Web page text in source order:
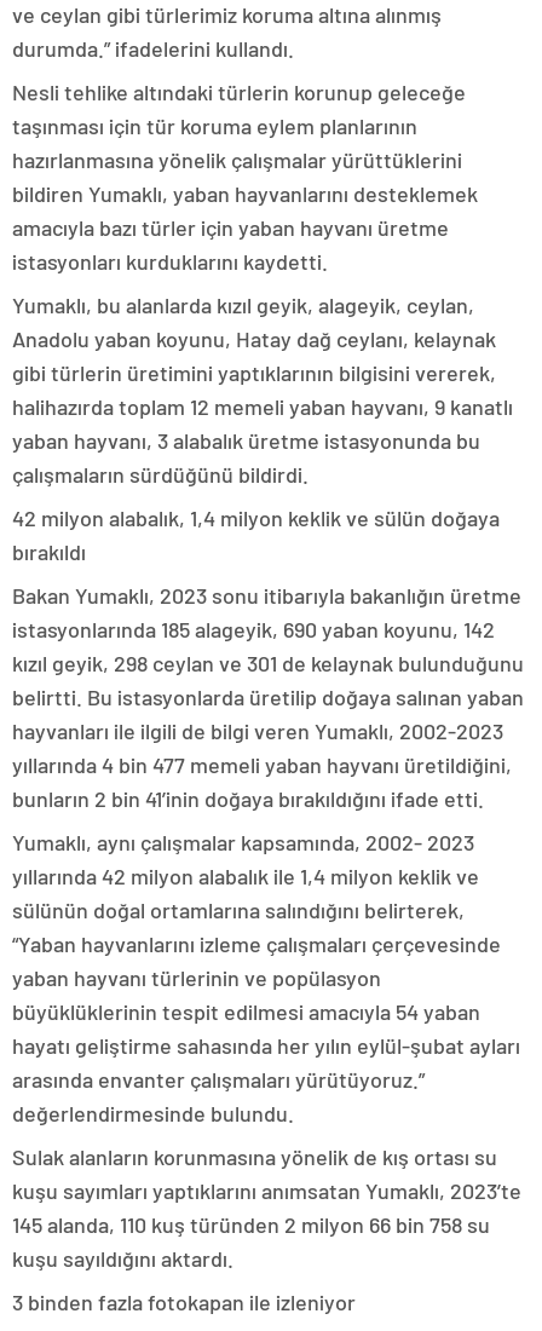
ve ceylan gibi türlerimiz koruma altına alınmış
durumda.” ifadelerini kullandı.
Nesli tehlike altındaki türlerin korunup geleceğe
taşınması için tür koruma eylem planlarının
hazırlanmasına yönelik çalışmalar yürüttüklerini
bildiren Yumaklı, yaban hayvanlarını desteklemek
amacıyla bazı türler için yaban hayvanı üretme
istasyonları kurduklarını kaydetti.
Yumaklı, bu alanlarda kızıl geyik, alageyik, ceylan,
Anadolu yaban koyunu, Hatay dağ ceylanı, kelaynak
gibi türlerin üretimini yaptıklarının bilgisini vererek,
halihazırda toplam 12 memeli yaban hayvanı, 9 kanatlı
yaban hayvanı, 3 alabalık üretme istasyonunda bu
çalışmaların sürdüğünü bildirdi.
42 milyon alabalık, 1,4 milyon keklik ve sülün doğaya
bırakıldı
Bakan Yumaklı, 2023 sonu itibarıyla bakanlığın üretme
istasyonlarında 185 alageyik, 690 yaban koyunu, 142
kızıl geyik, 298 ceylan ve 301 de kelaynak bulunduğunu
belirtti. Bu istasyonlarda üretilip doğaya salınan yaban
hayvanları ile ilgili de bilgi veren Yumaklı, 2002-2023
yıllarında 4 bin 477 memeli yaban hayvanı üretildiğini,
bunların 2 bin 41’inin doğaya bırakıldığını ifade etti.
Yumaklı, aynı çalışmalar kapsamında, 2002- 2023
yıllarında 42 milyon alabalık ile 1,4 milyon keklik ve
sülünün doğal ortamlarına salındığını belirterek,
“Yaban hayvanlarını izleme çalışmaları çerçevesinde
yaban hayvanı türlerinin ve popülasyon
büyüklüklerinin tespit edilmesi amacıyla 54 yaban
hayatı geliştirme sahasında her yılın eylül-şubat ayları
arasında envanter çalışmaları yürütüyoruz.”
değerlendirmesinde bulundu.
Sulak alanların korunmasına yönelik de kış ortası su
kuşu sayımları yaptıklarını anımsatan Yumaklı, 2023’te
145 alanda, 110 kuş türünden 2 milyon 66 bin 758 su
kuşu sayıldığını aktardı.
3 binden fazla fotokapan ile izleniyor